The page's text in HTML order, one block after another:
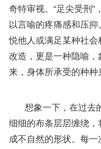
奇特审视。“足尖受刑”
以言喻的疼痛感和压
悦他人或满足某种社
改造，更是一种隐喻
来，身体所承受的种种
想象一下，在过去
细细的布条层层缠绕
成不自然的形状。每